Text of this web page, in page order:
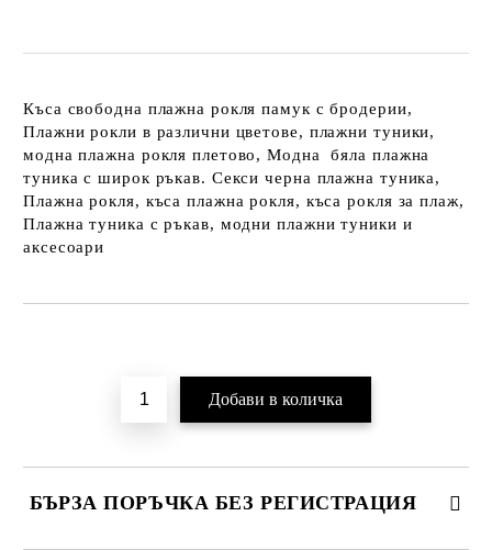
Къса свободна плажна рокля памук с бродерии,
Плажни рокли в различни цветове, плажни туники,
модна плажна рокля плетово, Модна бяла плажна
туника с широк ръкав. Секси черна плажна туника,
Плажна рокля, къса плажна рокля, къса рокля за плаж,
Плажна туника с ръкав, модни плажни туники и
аксесоари
БЪРЗА ПОРЪЧКА БЕЗ РЕГИСТРАЦИЯ